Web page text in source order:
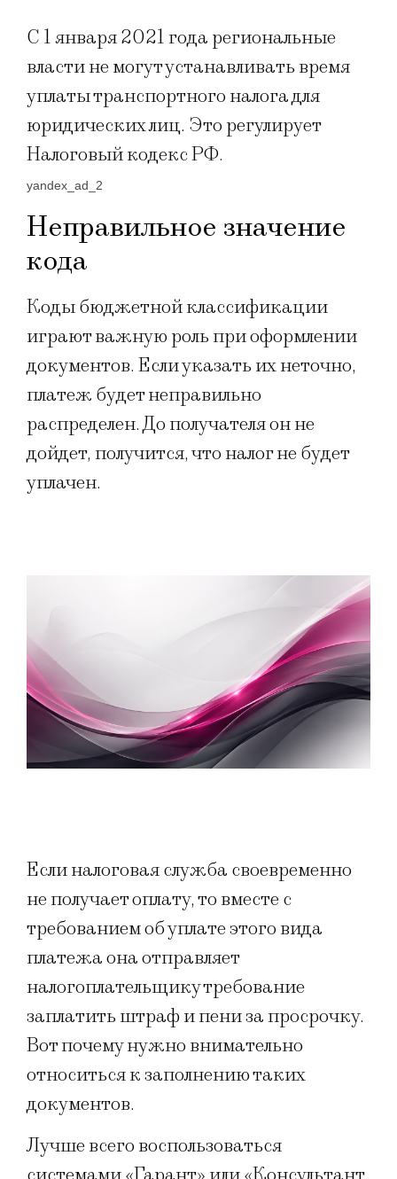
С 1 января 2021 года региональные
власти не могут устанавливать время
уплаты транспортного налога для
юридических лиц. Это регулирует
Налоговый кодекс РФ.
yandex_ad_2
Неправильное значение
кода
Коды бюджетной классификации
играют важную роль при оформлении
документов. Если указать их неточно,
платеж будет неправильно
распределен. До получателя он не
дойдет, получится, что налог не будет
уплачен.
Если налоговая служба своевременно
не получает оплату, то вместе с
требованием об уплате этого вида
платежа она отправляет
налогоплательщику требование
заплатить штраф и пени за просрочку.
Вот почему нужно внимательно
относиться к заполнению таких
документов.
Лучше всего воспользоваться